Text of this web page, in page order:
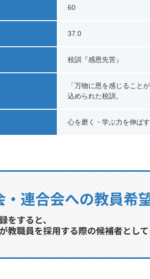
60
37.0
校訓『感恩先苦』
「万物に恩を感じること
込められた校訓。
心を磨く・学ぶ力を伸ば